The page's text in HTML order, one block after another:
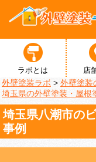
ラボとは 店
外壁塗装ラボ > 外壁塗装
埼玉県の外壁塗装・屋根
埼玉県八潮市の
事例